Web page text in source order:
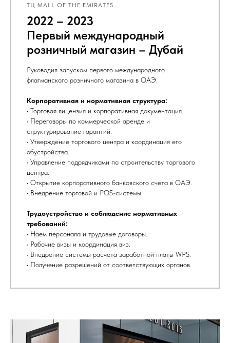
ТЦ MALL OF THE EMIRATES
2022 – 2023
Первый международный
розничный магазин – Дубай
Руководил запуском первого международного
флагманского розничного магазина в ОАЭ.
Корпоративная и нормативная структура:
• Торговая лицензия и корпоративная документация.
• Переговоры по коммерческой аренде и
структурирование гарантий.
• Утверждение торгового центра и координация его
обустройства.
• Управление подрядчиками по строительству торгового
центра.
• Открытие корпоративного банковского счета в ОАЭ.
• Внедрение торговой и POS-системы.
Трудоустройство и соблюдение нормативных
требований:
• Наем персонала и трудовые договоры.
• Рабочие визы и координация виз.
• Внедрение системы расчета заработной платы WPS.
• Получение разрешений от соответствующих органов.